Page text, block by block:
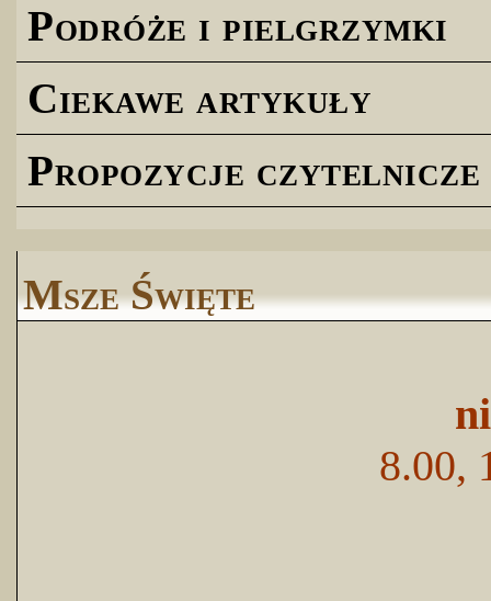
Podróże i pielgrzymki
Ciekawe artykuły
Propozycje czytelnicze
Msze Święte
8.00,